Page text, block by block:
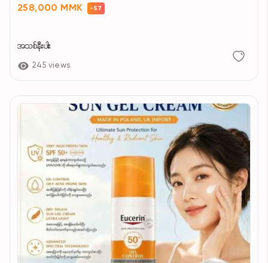
258,000 MMK -57
အသစ်နီးပါး
245 views